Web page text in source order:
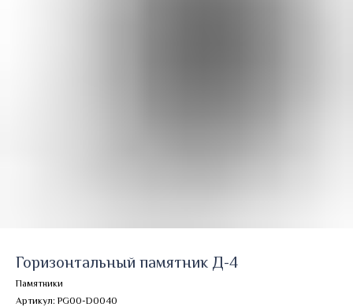
Горизонтальный памятник Д-4
Памятники
Артикул: PG00-D0040